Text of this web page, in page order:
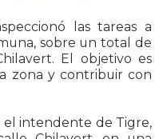
las tareas a
sobre un total de
El objetivo es
zona y contribuir con
el intendente de Tigre,